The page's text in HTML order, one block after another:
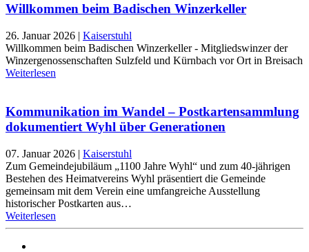
Willkommen beim Badischen Winzerkeller
26. Januar 2026 | Kaiserstuhl
Willkommen beim Badischen Winzerkeller - Mitgliedswinzer der
Winzergenossenschaften Sulzfeld und Kürnbach vor Ort in Breisach
Weiterlesen
Kommunikation im Wandel – Postkartensammlung
dokumentiert Wyhl über Generationen
07. Januar 2026 | Kaiserstuhl
Zum Gemeindejubiläum „1100 Jahre Wyhl“ und zum 40-jährigen
Bestehen des Heimatvereins Wyhl präsentiert die Gemeinde
gemeinsam mit dem Verein eine umfangreiche Ausstellung
historischer Postkarten aus…
Weiterlesen